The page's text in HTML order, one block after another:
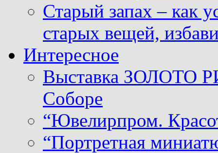
Старый запах – как
старых вещей,
Интересное
Выставка ЗОЛОТО
Соборе
“Ювелирпром.
“Портретная